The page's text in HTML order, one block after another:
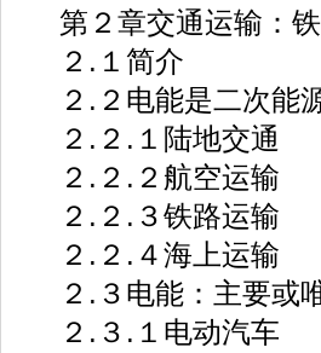
第２章交通运输：铁
２.１简介
２.２电能是二次能
２.２.１陆地交通
２.２.２航空运输
２.２.３铁路运输
２.２.４海上运输
２.３电能：主要或
２.３.１电动汽车